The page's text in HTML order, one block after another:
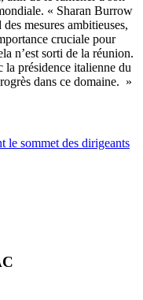
« Sharan Burrow
mesures ambitieuses,
cruciale pour
n’est sorti de la réunion.
présidence italienne du
dans ce domaine. »
le sommet des dirigeants